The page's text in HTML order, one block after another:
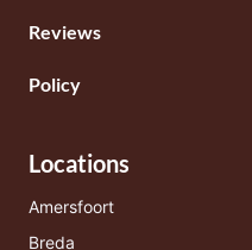
Reviews
Policy
Locations
Amersfoort
Breda